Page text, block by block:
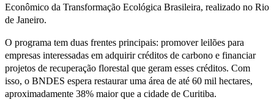
Econômico da Transformação Ecológica Brasileira, realizado no Rio
de Janeiro.
O programa tem duas frentes principais: promover leilões para
empresas interessadas em adquirir créditos de carbono e financiar
projetos de recuperação florestal que geram esses créditos. Com
isso, o BNDES espera restaurar uma área de até 60 mil hectares,
aproximadamente 38% maior que a cidade de Curitiba.